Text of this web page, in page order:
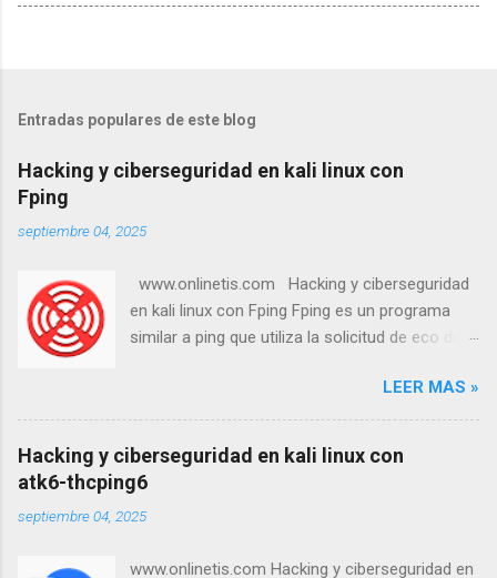
Entradas populares de este blog
Hacking y ciberseguridad en kali linux con
Fping
septiembre 04, 2025
www.onlinetis.com Hacking y ciberseguridad
en kali linux con Fping Fping es un programa
similar a ping que utiliza la solicitud de eco del
(ICMP) para determinar si un host objetivo
responde. fping se diferencia de ping en que
permite especificar cualquier número de
objetivos en la línea de comandos o un archivo
con las listas de objetivos a los que se hará
ping. En lugar de enviar a un objetivo hasta que
LEER MAS »
Hacking y ciberseguridad en kali linux con
atk6-thcping6
septiembre 04, 2025
www.onlinetis.com Hacking y ciberseguridad en